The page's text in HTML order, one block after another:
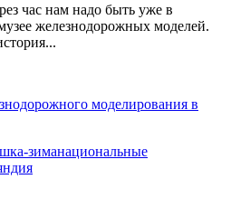
час нам надо быть уже в
железнодорожных моделей.
моделирования в
зиманациональные